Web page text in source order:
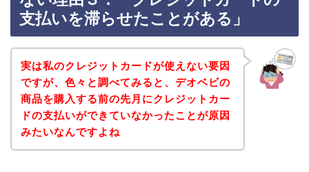
支払いを滞らせたことがある」
実は私のクレジットカードが使えない要因
ですが、色々と調べてみると、デオベビの
商品を購入する前の先月にクレジットカー
ドの支払いができていなかったことが原因
みたいなんですよね